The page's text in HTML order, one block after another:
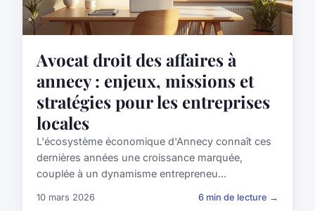
Avocat droit des affaires à
annecy : enjeux, missions et
stratégies pour les entreprises
locales
L'écosystème économique d'Annecy connaît ces
dernières années une croissance marquée,
couplée à un dynamisme entrepreneu...
10 mars 2026 6 min de lecture →